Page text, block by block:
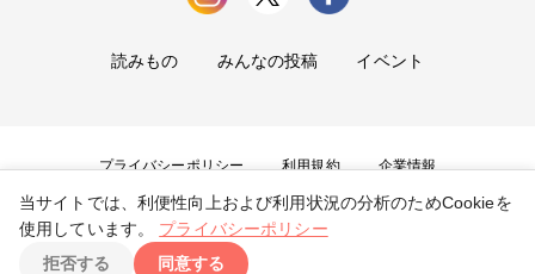
読みもの みんなの投稿 イベント
プライバシーポリシー 利用規約 企業情報
お問い合わせ
Copyright ©2026tryangle Co., Ltd. All Rights Reserved.
当サイトでは、利便性向上および利用状況の分析のためCookieを
使用しています。
プライバシーポリシー
拒否する
同意する